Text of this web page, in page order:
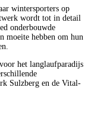
wintersporters op
wordt tot in detail
onderbouwde
moeite hebben om hun
het langlaufparadijs
Sulzberg en de Vital-